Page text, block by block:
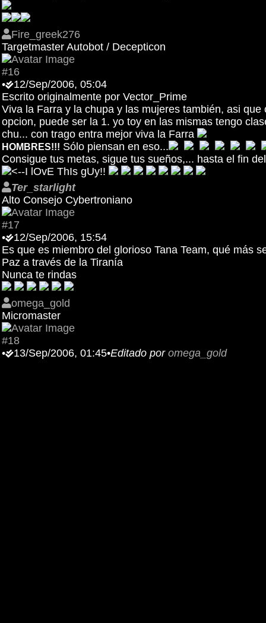
Fire_greek276
Targetmaster Autobot / Decepticon
#16
•
12/Sep/2006, 05:04
Escrito originalmente por Vector_Prime
Viva la Farra y la chupa y las mujeres también, asi
opcion, puede ser la 1. yo toy en las mismas tengo
chu... con trago entra mejor viva la Farra
HOMBRES!!! Sólo piensan en eso...
Consigue tus metas, sigue tus sueños,... hasta el fin
<--I lOvE ThIs gUy!!
Ter_starlight
Alto Consejo Cybertroniano
#17
•
12/Sep/2006, 15:54
Es que es miembro del glorioso Tana Team, qué más
Paz a través de la Tiranía
Nunca te rindas
omega_gold
Micromaster
#18
•
13/Sep/2006, 01:45•Editado por omega_gold